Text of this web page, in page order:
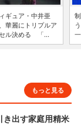
ギュア・中井亜
華麗にトリプルア
ル決める 「...
もっと見る
出す家庭用精米